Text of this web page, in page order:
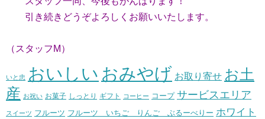
引き続きどうぞよろしくお願いいたします。
（スタッフM）
いと忠 おいしい おみやげ お取り寄せ お土
産 お祝い お菓子 しっとり ギフト コーヒー コープ サービスエリア
スイーツ フルーツ フルーツ いちご りんご ぶるーべりー ホワイト